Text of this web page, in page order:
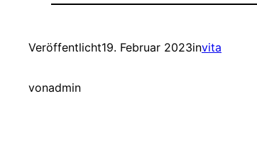
Veröffentlicht19. Februar 2023invita
vonadmin